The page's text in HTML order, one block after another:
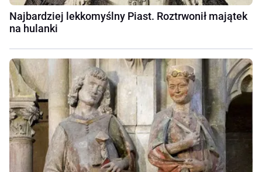
Najbardziej lekkomyślny Piast. Roztrwonił majątek
na hulanki